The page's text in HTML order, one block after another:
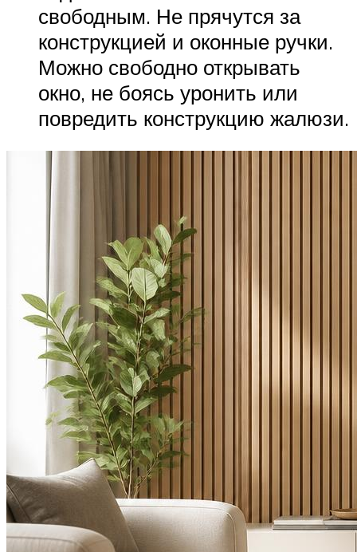
свободным. Не прячутся за
конструкцией и оконные ручки.
Можно свободно открывать
окно, не боясь уронить или
повредить конструкцию жалюзи.